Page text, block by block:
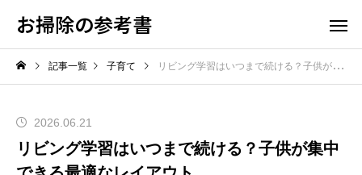
お掃除の参考書
記事一覧 子育て リビング学習はいつまで続ける？子供が集中できる最適なレイアウト
2026.06.21
リビング学習はいつまで続ける？子供が集中